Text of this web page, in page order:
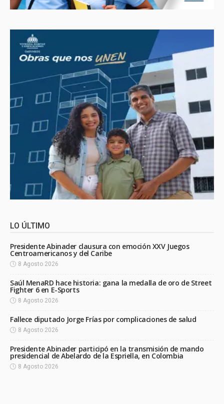
LO ÚLTIMO
Presidente Abinader clausura con emoción XXV Juegos
Centroamericanos y del Caribe
8 Agosto 2026
Saúl MenaRD hace historia: gana la medalla de oro de Street
Fighter 6 en E-Sports
8 Agosto 2026
Fallece diputado Jorge Frías por complicaciones de salud
8 Agosto 2026
Presidente Abinader participó en la transmisión de mando
presidencial de Abelardo de la Espriella, en Colombia
8 Agosto 2026